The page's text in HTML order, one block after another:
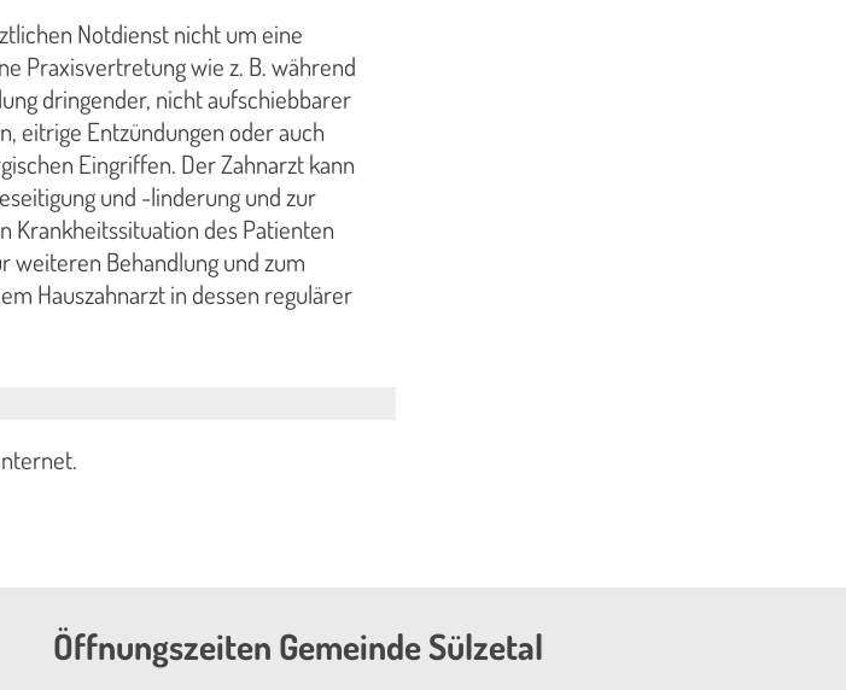
Notdienst nicht um eine
Praxisvertretung wie z. B. während
dringender, nicht aufschiebbarer
eitrige Entzündungen oder auch
Eingriffen. Der Zahnarzt kann
und -linderung und zur
Krankheitssituation des Patienten
weiteren Behandlung und zum
Hauszahnarzt in dessen regulärer
Öffnungszeiten Gemeinde Sülzetal